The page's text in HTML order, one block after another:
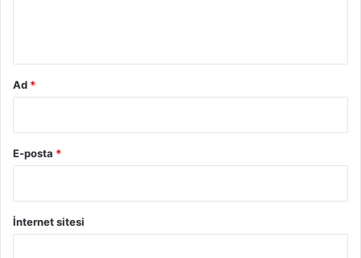
Ad *
E-posta *
İnternet sitesi